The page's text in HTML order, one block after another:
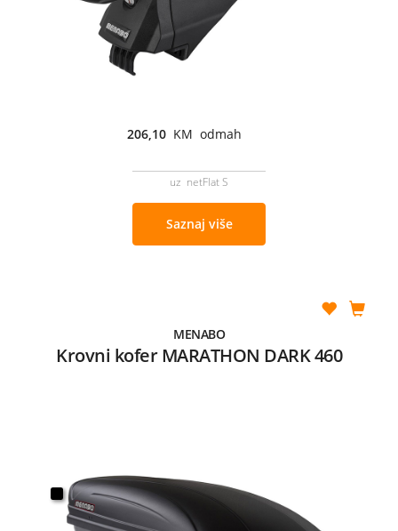
206,10 KM odmah
uz netFlat S
Saznaj više
MENABO
Krovni kofer MARATHON DARK 460